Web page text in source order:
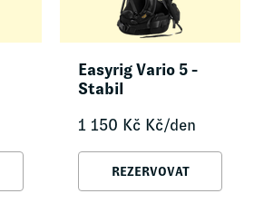
Easyrig Vario 5 -
Stabil
1 150 Kč Kč/den
REZERVOVAT